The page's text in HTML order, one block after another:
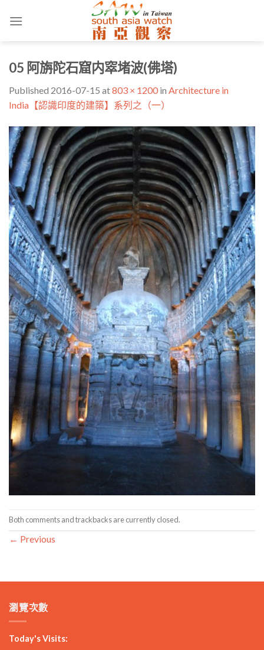
05 阿旃陀石窟内窣堵波(佛塔)
Published 2016-07-15 at803 × 1200 in Architecture in
India【認識印度的建築】系列之（一）
Both comments and trackbacks are currently closed.
← Previous
瀏覽次數
Today's Visits: